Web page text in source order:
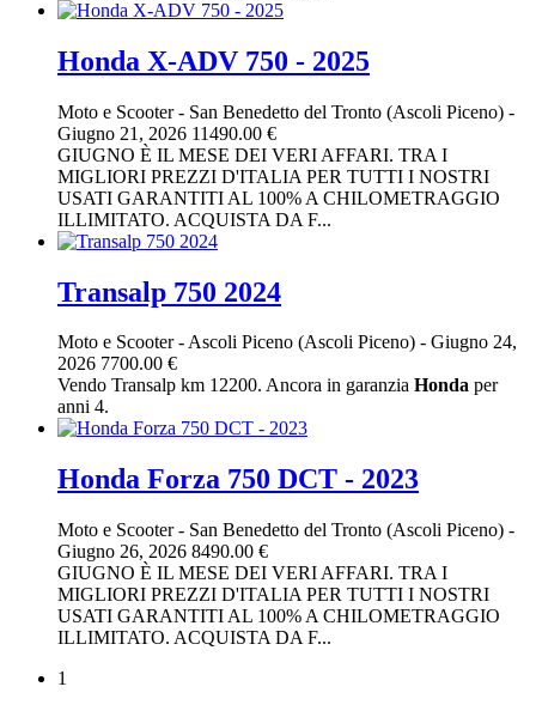
Honda X-ADV 750 - 2025
Moto e Scooter- San Benedetto del Tronto (Ascoli Piceno) -
Giugno 21, 2026 11490.00 €
GIUGNO È IL MESE DEI VERI AFFARI. TRA I
MIGLIORI PREZZI D'ITALIA PER TUTTI I NOSTRI
USATI GARANTITI AL 100% A CHILOMETRAGGIO
ILLIMITATO. ACQUISTA DA F...
Transalp 750 2024
Moto e Scooter-Ascoli Piceno (Ascoli Piceno) - Giugno 24,
2026 7700.00 €
Vendo Transalp km 12200. Ancora in garanzia Honda per
anni 4.
Honda Forza 750 DCT - 2023
Moto e Scooter- San Benedetto del Tronto (Ascoli Piceno) -
Giugno 26, 2026 8490.00 €
GIUGNO È IL MESE DEI VERI AFFARI. TRA I
MIGLIORI PREZZI D'ITALIA PER TUTTI I NOSTRI
USATI GARANTITI AL 100% A CHILOMETRAGGIO
ILLIMITATO. ACQUISTA DA F...
1